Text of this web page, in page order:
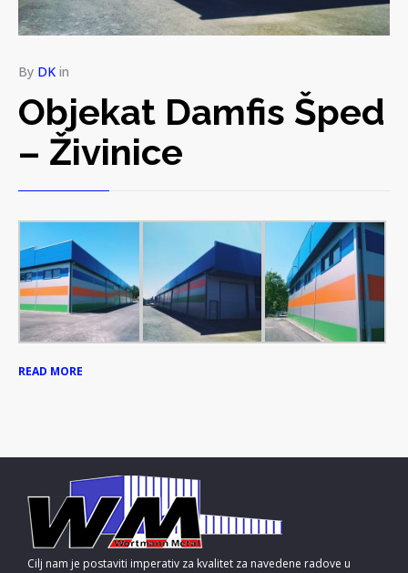
By DK in
Objekat Damfis Šped
– Živinice
READ MORE
Cilj nam je postaviti imperativ za kvalitet za navedene radove u